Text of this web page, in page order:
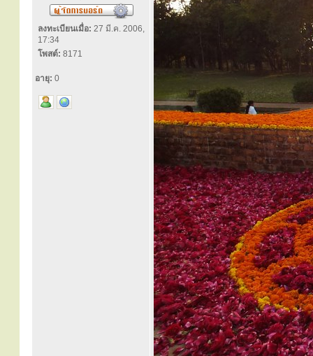
ลงทะเบียนเมื่อ: 27 มี.ค. 2006,
17:34
โพสต์: 8171
อายุ: 0